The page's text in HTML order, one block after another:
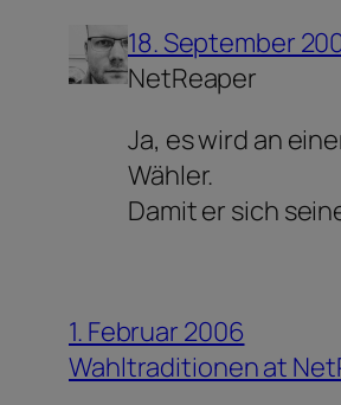
18. September
NetReaper
Ja, es wird an
Wähler.
Damit er sich
1. Februar 2006
Wahltraditionen at